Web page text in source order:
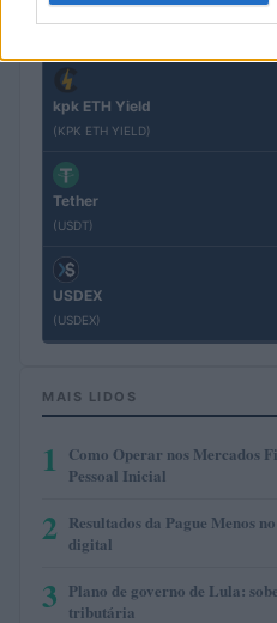
Ethereum
kpk ETH Yield
(KPK ETH YIELD)
Tether
(USDT)
USDEX
(USDEX)
MAIS LIDOS
1
Como Operar nos Mercados
Pessoal Inicial
2 Resultados da Pague Menos
digital
3 Plano de governo de Lula:
tributária